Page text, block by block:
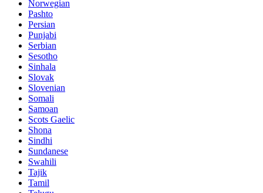
Norwegian
Pashto
Persian
Punjabi
Serbian
Sesotho
Sinhala
Slovak
Slovenian
Somali
Samoan
Scots Gaelic
Shona
Sindhi
Sundanese
Swahili
Tajik
Tamil